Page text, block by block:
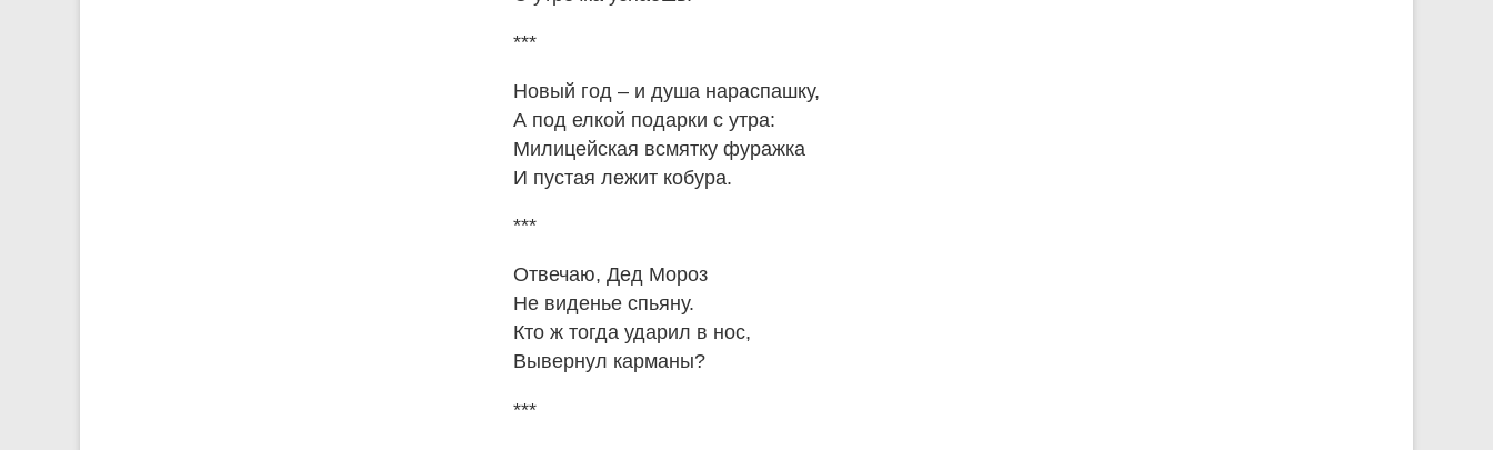
***
Новый год – и душа нараспашку,
А под елкой подарки с утра:
Милицейская всмятку фуражка
И пустая лежит кобура.
***
Отвечаю, Дед Мороз
Не виденье спьяну.
Кто ж тогда ударил в нос,
Вывернул карманы?
***